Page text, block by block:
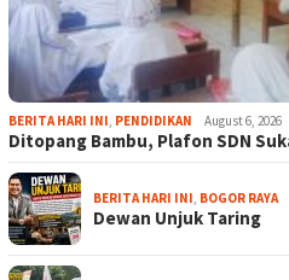
BERITA HARI INI, PENDIDIKAN August 6, 2026
Ditopang Bambu, Plafon SDN
BERITA HARI INI, BOGOR RAYA
Dewan Unjuk Taring